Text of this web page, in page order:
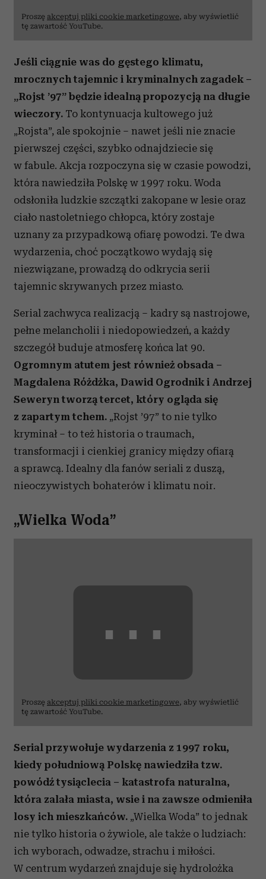
Partnerzy mogą połączyć te informacje z innymi danymi
otrzymanymi od Ciebie lub uzyskanymi podczas
Proszę akceptuj pliki cookie marketingowe, aby wyświetlić
tę zawartość YouTube.
Jeśli ciągnie was do gęstego klimatu,
mrocznych tajemnic i kryminalnych zagadek –
„Rojst ’97” będzie idealną propozycją na długie
wieczory. To kontynuacja kultowego już
„Rojsta”, ale spokojnie – nawet jeśli nie znacie
pierwszej części, szybko odnajdziecie się
w fabule. Akcja rozpoczyna się w czasie powodzi,
która nawiedziła Polskę w 1997 roku. Woda
odsłoniła ludzkie szczątki zakopane w lesie oraz
ciało nastoletniego chłopca, który zostaje
uznany za przypadkową ofiarę powodzi. Te dwa
wydarzenia, choć początkowo wydają się
niezwiązane, prowadzą do odkrycia serii
tajemnic skrywanych przez miasto.
Serial zachwyca realizacją – kadry są nastrojowe,
pełne melancholii i niedopowiedzeń, a każdy
szczegół buduje atmosferę końca lat 90.
Ogromnym atutem jest również obsada –
Magdalena Różdżka, Dawid Ogrodnik i Andrzej
Seweryn tworzą tercet, który ogląda się
z zapartym tchem. „Rojst ’97” to nie tylko
kryminał – to też historia o traumach,
transformacji i cienkiej granicy między ofiarą
a sprawcą. Idealny dla fanów seriali z duszą,
nieoczywistych bohaterów i klimatu noir.
„Wielka Woda”
⋯
Proszę akceptuj pliki cookie marketingowe, aby wyświetlić
tę zawartość YouTube.
Serial przywołuje wydarzenia z 1997 roku,
kiedy południową Polskę nawiedziła tzw.
powódź tysiąclecia – katastrofa naturalna,
która zalała miasta, wsie i na zawsze odmieniła
losy ich mieszkańców. „Wielka Woda” to jednak
nie tylko historia o żywiole, ale także o ludziach:
ich wyborach, odwadze, strachu i miłości.
W centrum wydarzeń znajduje się hydrolożka